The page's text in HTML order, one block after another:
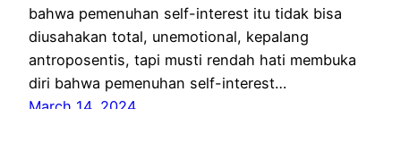
bahwa pemenuhan self-interest itu tidak bisa
diusahakan total, unemotional, kepalang
antroposentis, tapi musti rendah hati membuka
diri bahwa pemenuhan self-interest…
March 14, 2024